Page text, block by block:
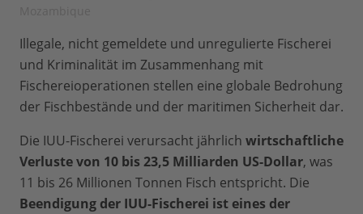
Illegale, nicht gemeldete und unregulierte Fischerei
und Kriminalität im Zusammenhang mit
Fischereioperationen stellen eine globale Bedrohung
der Fischbestände und der maritimen Sicherheit dar.
Die IUU-Fischerei verursacht jährlich wirtschaftliche
Verluste von 10 bis 23,5 Milliarden US-Dollar, was
11 bis 26 Millionen Tonnen Fisch entspricht. Die
Beendigung der IUU-Fischerei ist eines der